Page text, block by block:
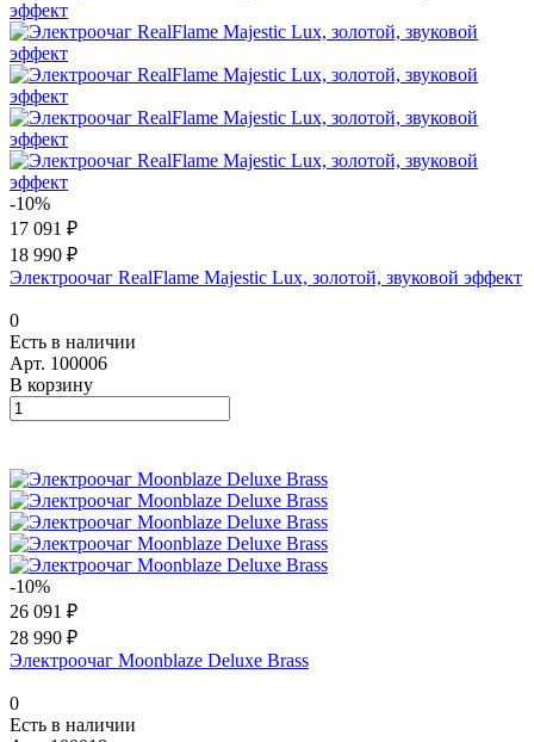
-10%
17 091 ₽
18 990 ₽
Электроочаг RealFlame Majestic Lux, золотой, звуковой эффект
0
Есть в наличии
Арт. 100006
В корзину
-10%
26 091 ₽
28 990 ₽
Электроочаг Moonblaze Deluxe Brass
0
Есть в наличии